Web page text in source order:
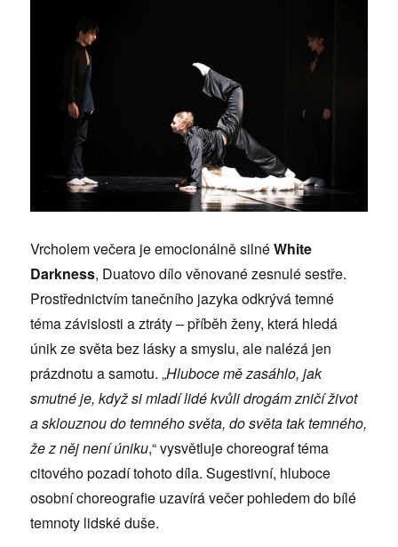
Vrcholem večera je emocionálně silnéWhite
Darkness, Duatovo dílo věnované zesnulé sestře.
Prostřednictvím tanečního jazyka odkrývá temné
téma závislosti a ztráty – příběh ženy, která hledá
únik ze světa bez lásky a smyslu, ale nalézá jen
prázdnotu a samotu. „Hluboce mě zasáhlo, jak
smutné je, když si mladí lidé kvůli drogám zničí život
a sklouznou do temného světa, do světa tak temného,
že z něj není úniku,“ vysvětluje choreograf téma
citového pozadí tohoto díla. Sugestivní, hluboce
osobní choreografie uzavírá večer pohledem do bílé
temnoty lidské duše.